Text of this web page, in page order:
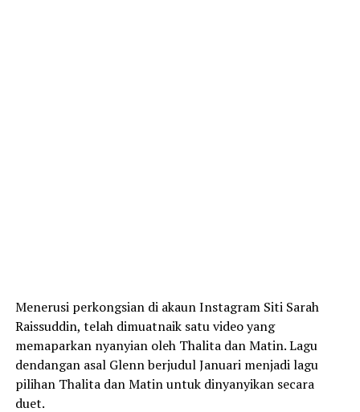
Menerusi perkongsian di akaun Instagram Siti Sarah
Raissuddin, telah dimuatnaik satu video yang
memaparkan nyanyian oleh Thalita dan Matin. Lagu
dendangan asal Glenn berjudul Januari menjadi lagu
pilihan Thalita dan Matin untuk dinyanyikan secara
duet.